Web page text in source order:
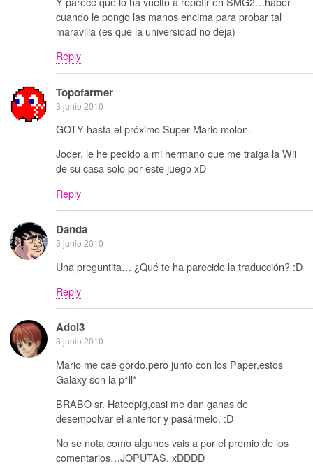
cuando le pongo las manos encima para probar tal
maravilla (es que la universidad no deja)
Reply
Topofarmer
3 junio 2010
GOTY hasta el próximo Super Mario molón.
Joder, le he pedido a mi hermano que me traiga la Wii
de su casa solo por este juego xD
Reply
Danda
3 junio 2010
Una preguntita… ¿Qué te ha parecido la traducción? :D
Reply
Adol3
3 junio 2010
Mario me cae gordo,pero junto con los Paper,estos
Galaxy son la p*ll*
BRABO sr. Hatedpig,casi me dan ganas de
desempolvar el anterior y pasármelo. :D
No se nota como algunos vais a por el premio de los
comentarios…JOPUTAS. xDDDD